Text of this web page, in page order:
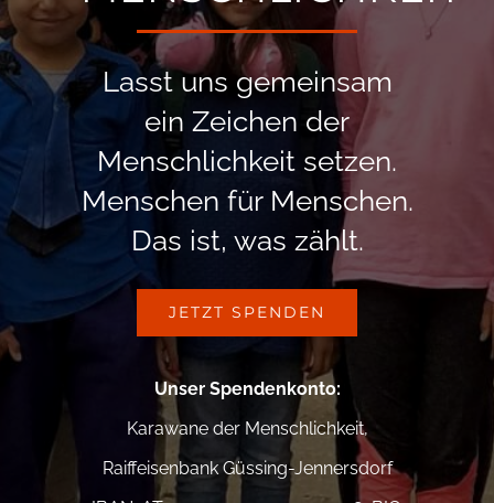
Lasst uns gemeinsam
ein Zeichen der
Menschlichkeit setzen.
Menschen für Menschen.
Das ist, was zählt.
JETZT SPENDEN
Unser Spendenkonto:
Karawane der Menschlichkeit,
Raiffeisenbank Güssing-Jennersdorf